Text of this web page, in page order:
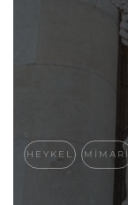
HEYKEL MIMARI